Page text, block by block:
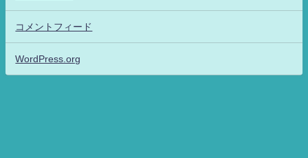
コメントフィード
WordPress.org